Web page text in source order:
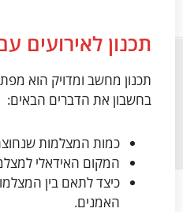
תכנון לאירועים
תכנון מחשב ומדויק הוא
בחשבון את הדברים הבאים:
כמות המצלמות
המקום האידאלי
כיצד לתאם בין
האמנים.